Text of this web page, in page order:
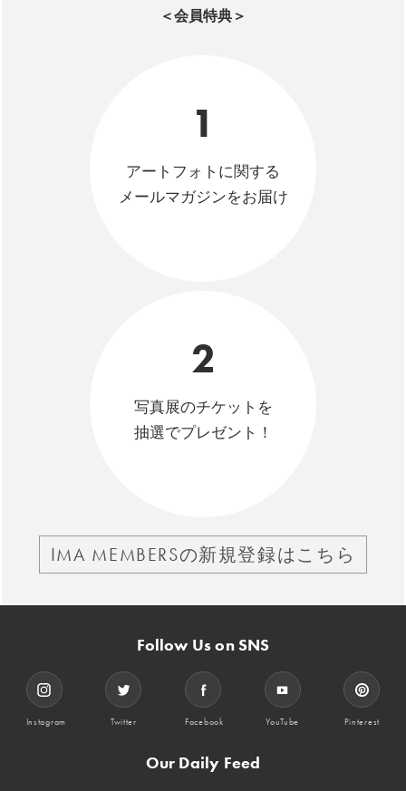
＜会員特典＞
1
アートフォトに関する
メールマガジンをお届け
2
写真展のチケットを
抽選でプレゼント！
IMA MEMBERSの新規登録はこちら
Follow Us on SNS
Instagram Twitter Facebook YouTube Pinterest
Our Daily Feed